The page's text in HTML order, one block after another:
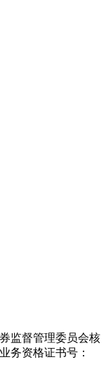
监督管理委员会核
务资格证书号：